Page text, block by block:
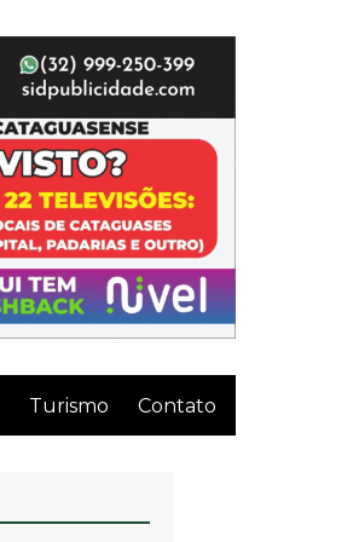
Turismo Contato